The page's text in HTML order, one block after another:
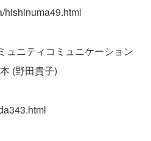
hishinuma49.html
ニティコミュニケーション
(野田貴子)